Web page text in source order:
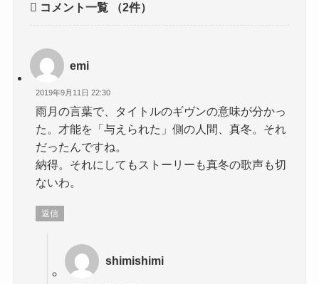
コメント一覧 （2件）
emi
2019年9月11日 22:30
雨月の言葉で、タイトルのギヴンの意味が分かっ
た。才能を「与えられた」側の人間、真冬。それ
だったんですね。
納得。それにしてもストーリーも真冬の歌声も切
ないわ。
返信
shimishimi